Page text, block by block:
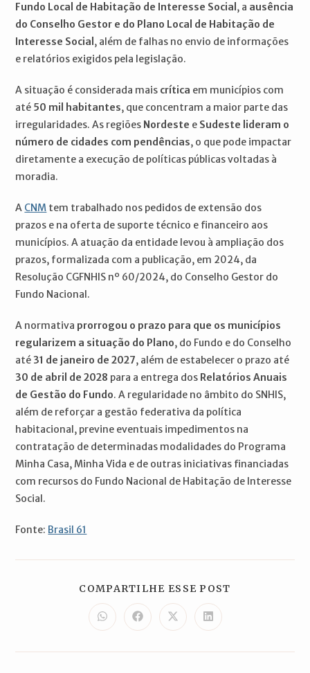
Fundo Local de Habitação de Interesse Social , a ausência
do Conselho Gestor e do Plano Local de Habitação de
Interesse Social , além de falhas no envio de informações
e relatórios exigidos pela legislação.
A situação é considerada mais crítica em municípios com
até 50 mil habitantes, que concentram a maior parte das
irregularidades. As regiões Nordeste e Sudeste lideram o
número de cidades com pendências, o que pode impactar
diretamente a execução de políticas públicas voltadas à
moradia.
A CNM tem trabalhado nos pedidos de extensão dos
prazos e na oferta de suporte técnico e financeiro aos
municípios. A atuação da entidade levou à ampliação dos
prazos, formalizada com a publicação, em 2024, da
Resolução CGFNHIS nº 60/2024, do Conselho Gestor do
Fundo Nacional.
A normativa prorrogou o prazo para que os municípios
regularizem a situação do Plano, do Fundo e do Conselho
até 31 de janeiro de 2027, além de estabelecer o prazo até
30 de abril de 2028 para a entrega dos Relatórios Anuais
de Gestão do Fundo. A regularidade no âmbito do SNHIS,
além de reforçar a gestão federativa da política
habitacional, previne eventuais impedimentos na
contratação de determinadas modalidades do Programa
Minha Casa, Minha Vida e de outras iniciativas financiadas
com recursos do Fundo Nacional de Habitação de Interesse
Social.
Fonte: Brasil 61
COMPARTILHE ESSE POST
Abre
em
nova
Abre
em
nova
Abre
em
nova
Abre
em
nova